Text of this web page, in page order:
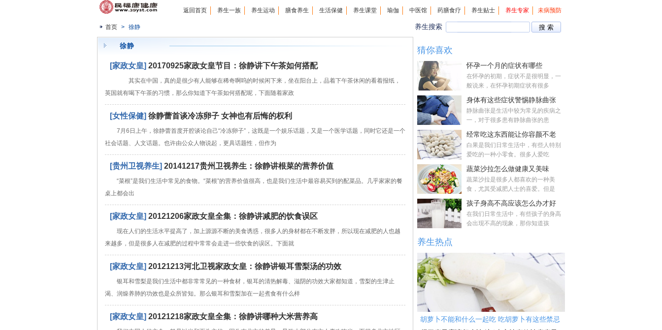
返回首页 养生一族 养生运动 膳食养生 生活保健 养生课堂 瑜伽 中医馆 药膳食疗 养生贴士 养生专家 未病预防
养生搜索
首页 > 徐静
徐静
[家政女皇] 20170925家政女皇节目：徐静讲下午茶如何搭配
其实在中国，真的是很少有人能够在稀奇啊呜的时候闲下来，坐在阳台上，品着下午茶休闲的看着报纸，
英国就有喝下午茶的习惯，那么你知道下午茶如何搭配呢，下面随着家政
[女性保健] 徐静蕾首谈冷冻卵子 女神也有后悔的权利
7月6日上午，徐静蕾首度开腔谈论自己“冷冻卵子”，这既是一个娱乐话题，又是一个医学话题，同时它还是一个
社会话题、人文话题。也许由公众人物说起，更具话题性，但作为
[贵州卫视养生] 20141217贵州卫视养生：徐静讲根菜的营养价值
“菜根”是我们生活中常见的食物。“菜根”的营养价值很高，也是我们生活中最容易买到的配菜品。几乎家家的餐
桌上都会出
[家政女皇] 20121206家政女皇全集：徐静讲减肥的饮食误区
现在人们的生活水平提高了，加上源源不断的美食诱惑，很多人的身材都在不断发胖，所以现在减肥的人也越
来越多，但是很多人在减肥的过程中常常会走进一些饮食的误区。下面就
[家政女皇] 20121213河北卫视家政女皇：徐静讲银耳雪梨汤的功效
银耳和雪梨是我们生活中都非常常见的一种食材，银耳的清热解毒、滋阴的功效大家都知道，雪梨的生津止
渴、润燥养肺的功效也是众所皆知。那么银耳和雪梨加在一起煮食有什么样
[家政女皇] 20121218家政女皇全集：徐静讲哪种大米营养高
猜你喜欢
怀孕一个月的症状有哪些
在怀孕的初期，症状不是很明显，一
般说来，在怀孕初期症状有很多
身体有这些症状警惕静脉曲张
静脉曲张是生活中较为常见的疾病之
一，对于很多患有静脉曲张的患
经常吃这东西能让你容颜不老
白果是我们日常生活中，有些人特别
爱吃的一种小零食。很多人爱吃
蔬菜沙拉怎么做健康又美味
蔬菜沙拉是很多人都喜欢的一种美
食，尤其受减肥人士的喜爱。但是
孩子身高不高应该怎么办才好
在我们日常生活中，有些孩子的身高
会出现不高的现象，那你知道孩
养生热点
胡萝卜不能和什么一起吃 吃胡萝卜有这些禁忌